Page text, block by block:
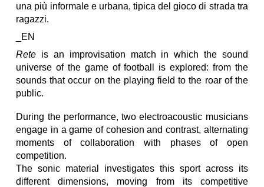
una più informale e urbana, tipica del gioco di strada tra
ragazzi.
_EN
Rete is an improvisation match in which the sound
universe of the game of football is explored: from the
sounds that occur on the playing field to the roar of the
public.
During the performance, two electroacoustic musicians
engage in a game of cohesion and contrast, alternating
moments of collaboration with phases of open
competition.
The sonic material investigates this sport across its
different dimensions, moving from its competitive